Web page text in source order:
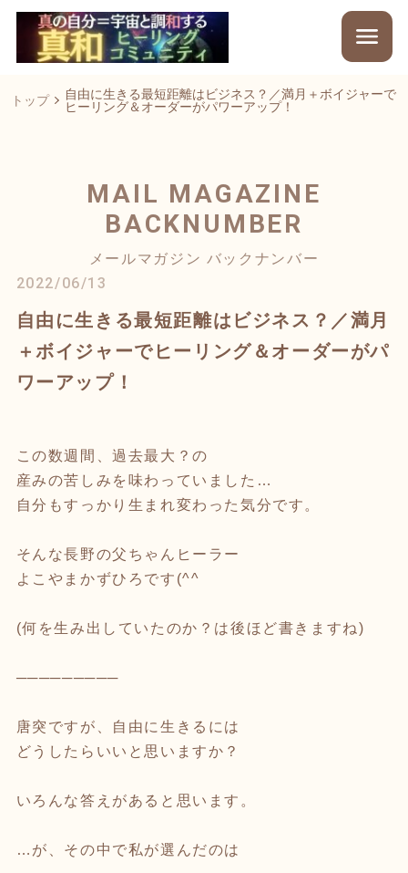
トップ
自由に生きる最短距離はビジネス？／満月＋ボイジャーで
ヒーリング＆オーダーがパワーアップ！
MAIL MAGAZINE
BACKNUMBER
メールマガジン バックナンバー
2022/06/13
自由に生きる最短距離はビジネス？／満月
＋ボイジャーでヒーリング＆オーダーがパ
ワーアップ！
この数週間、過去最大？の
産みの苦しみを味わっていました…
自分もすっかり生まれ変わった気分です。
そんな長野の父ちゃんヒーラー
よこやまかずひろです(^^ゞ
(何を生み出していたのか？は後ほど書きますね)
─────────
唐突ですが、自由に生きるには
どうしたらいいと思いますか？
いろんな答えがあると思います。
…が、その中で私が選んだのは